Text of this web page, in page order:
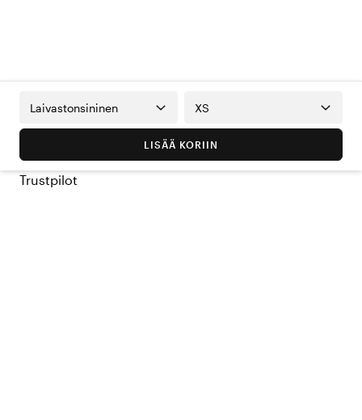
Laivastonsininen XS
LISÄÄ KORIIN
Trustpilot